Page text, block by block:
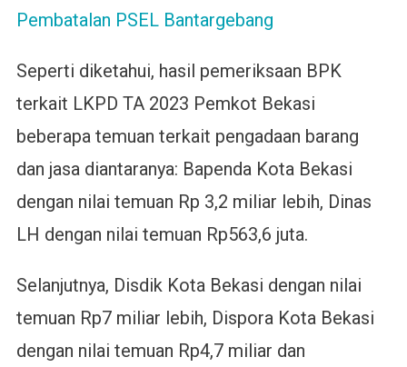
Pembatalan PSEL Bantargebang
Seperti diketahui, hasil pemeriksaan BPK
terkait LKPD TA 2023 Pemkot Bekasi
beberapa temuan terkait pengadaan barang
dan jasa diantaranya: Bapenda Kota Bekasi
dengan nilai temuan Rp 3,2 miliar lebih, Dinas
LH dengan nilai temuan Rp563,6 juta.
Selanjutnya, Disdik Kota Bekasi dengan nilai
temuan Rp7 miliar lebih, Dispora Kota Bekasi
dengan nilai temuan Rp4,7 miliar dan